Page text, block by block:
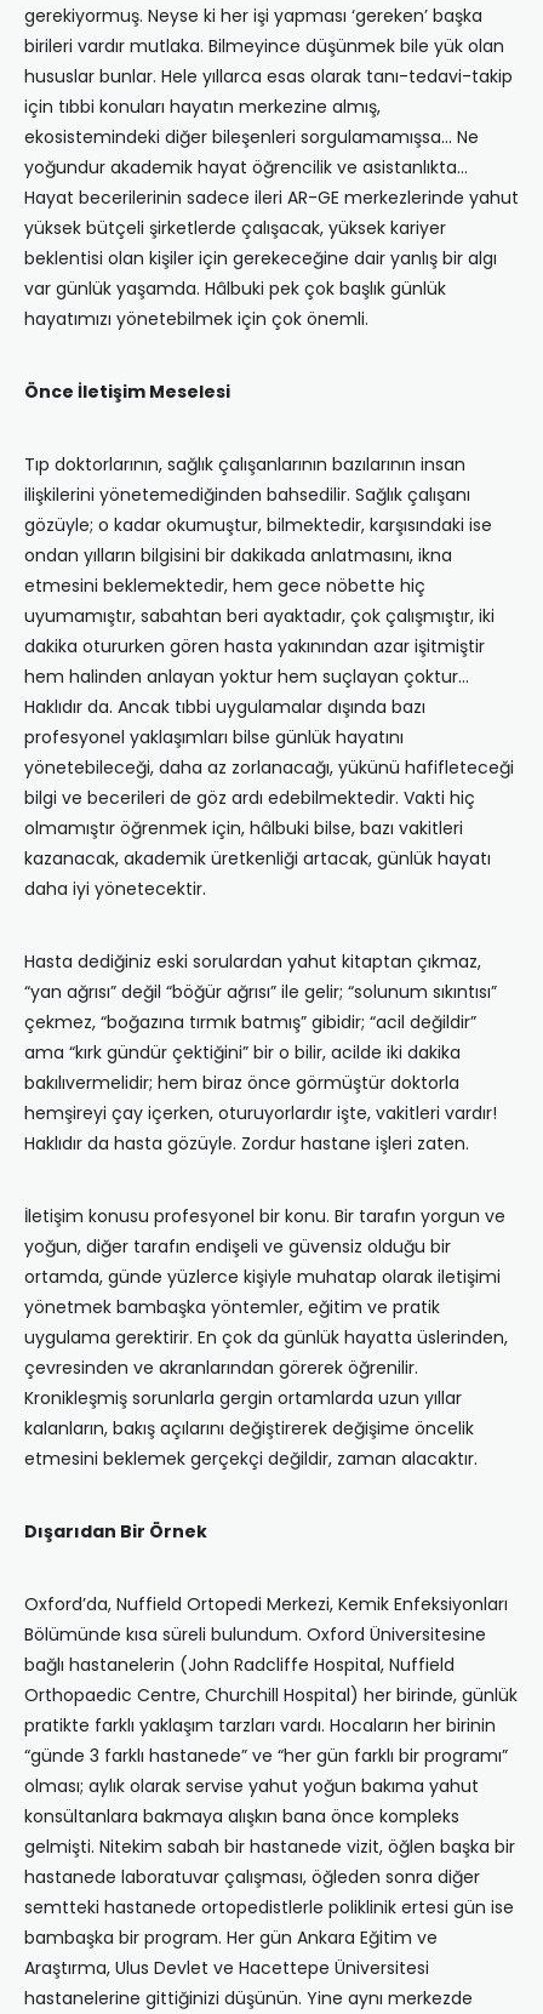
gerekiyormuş. Neyse ki her işi yapması ‘gereken’ başka
birileri vardır mutlaka. Bilmeyince düşünmek bile yük olan
hususlar bunlar. Hele yıllarca esas olarak tanı-tedavi-takip
için tıbbi konuları hayatın merkezine almış,
ekosistemindeki diğer bileşenleri sorgulamamışsa… Ne
yoğundur akademik hayat öğrencilik ve asistanlıkta…
Hayat becerilerinin sadece ileri AR-GE merkezlerinde yahut
yüksek bütçeli şirketlerde çalışacak, yüksek kariyer
beklentisi olan kişiler için gerekeceğine dair yanlış bir algı
var günlük yaşamda. Hâlbuki pek çok başlık günlük
hayatımızı yönetebilmek için çok önemli.
Önce İletişim Meselesi
Tıp doktorlarının, sağlık çalışanlarının bazılarının insan
ilişkilerini yönetemediğinden bahsedilir. Sağlık çalışanı
gözüyle; o kadar okumuştur, bilmektedir, karşısındaki ise
ondan yılların bilgisini bir dakikada anlatmasını, ikna
etmesini beklemektedir, hem gece nöbette hiç
uyumamıştır, sabahtan beri ayaktadır, çok çalışmıştır, iki
dakika otururken gören hasta yakınından azar işitmiştir
hem halinden anlayan yoktur hem suçlayan çoktur…
Haklıdır da. Ancak tıbbi uygulamalar dışında bazı
profesyonel yaklaşımları bilse günlük hayatını
yönetebileceği, daha az zorlanacağı, yükünü hafifleteceği
bilgi ve becerileri de göz ardı edebilmektedir. Vakti hiç
olmamıştır öğrenmek için, hâlbuki bilse, bazı vakitleri
kazanacak, akademik üretkenliği artacak, günlük hayatı
daha iyi yönetecektir.
Hasta dediğiniz eski sorulardan yahut kitaptan çıkmaz,
“yan ağrısı” değil “böğür ağrısı” ile gelir; “solunum sıkıntısı”
çekmez, “boğazına tırmık batmış” gibidir; “acil değildir”
ama “kırk gündür çektiğini” bir o bilir, acilde iki dakika
bakılıvermelidir; hem biraz önce görmüştür doktorla
hemşireyi çay içerken, oturuyorlardır işte, vakitleri vardır!
Haklıdır da hasta gözüyle. Zordur hastane işleri zaten.
İletişim konusu profesyonel bir konu. Bir tarafın yorgun ve
yoğun, diğer tarafın endişeli ve güvensiz olduğu bir
ortamda, günde yüzlerce kişiyle muhatap olarak iletişimi
yönetmek bambaşka yöntemler, eğitim ve pratik
uygulama gerektirir. En çok da günlük hayatta üslerinden,
çevresinden ve akranlarından görerek öğrenilir.
Kronikleşmiş sorunlarla gergin ortamlarda uzun yıllar
kalanların, bakış açılarını değiştirerek değişime öncelik
etmesini beklemek gerçekçi değildir, zaman alacaktır.
Dışarıdan Bir Örnek
Oxford’da, Nuffield Ortopedi Merkezi, Kemik Enfeksiyonları
Bölümünde kısa süreli bulundum. Oxford Üniversitesine
bağlı hastanelerin (John Radcliffe Hospital, Nuffield
Orthopaedic Centre, Churchill Hospital) her birinde, günlük
pratikte farklı yaklaşım tarzları vardı. Hocaların her birinin
“günde 3 farklı hastanede” ve “her gün farklı bir programı”
olması; aylık olarak servise yahut yoğun bakıma yahut
konsültanlara bakmaya alışkın bana önce kompleks
gelmişti. Nitekim sabah bir hastanede vizit, öğlen başka bir
hastanede laboratuvar çalışması, öğleden sonra diğer
semtteki hastanede ortopedistlerle poliklinik ertesi gün ise
bambaşka bir program. Her gün Ankara Eğitim ve
Araştırma, Ulus Devlet ve Hacettepe Üniversitesi
hastanelerine gittiğinizi düşünün. Yine aynı merkezde